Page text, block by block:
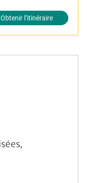
Obtenir l’itinéraire